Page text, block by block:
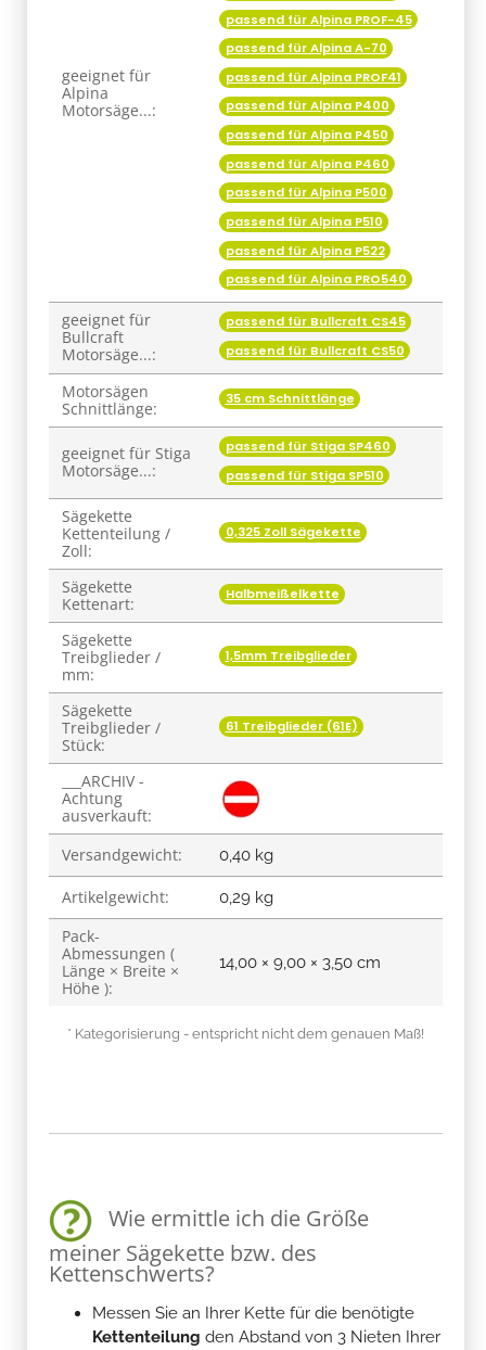
geeignet für
Alpina
Motorsäge...:
passend für Alpina PROF-45
passend für Alpina A-70
passend für Alpina PROF41
passend für Alpina P400
passend für Alpina P450
passend für Alpina P460
passend für Alpina P500
passend für Alpina P510
passend für Alpina P522
passend für Alpina PRO540
geeignet für
Bullcraft
Motorsäge...:
passend für Bullcraft CS45
passend für Bullcraft CS50
Motorsägen
Schnittlänge:
35 cm Schnittlänge
geeignet für Stiga
Motorsäge...:
passend für Stiga SP460
passend für Stiga SP510
Sägekette
Kettenteilung /
Zoll:
0,325 Zoll Sägekette
Sägekette
Kettenart:
Halbmeißelkette
Sägekette
Treibglieder /
mm:
1,5mm Treibglieder
Sägekette
Treibglieder /
Stück:
61 Treibglieder (61E)
___ARCHIV -
Achtung
ausverkauft:
Versandgewicht:
0,40 kg
Artikelgewicht: 0,29 kg
Pack-
Abmessungen (
Länge × Breite ×
Höhe ):
14,00 × 9,00 × 3,50 cm
* Kategorisierung - entspricht nicht dem genauen Maß!
Wie ermittle ich die Größe
meiner Sägekette bzw. des
Kettenschwerts?
Messen Sie an Ihrer Kette für die benötigte
Kettenteilung den Abstand von 3 Nieten Ihrer